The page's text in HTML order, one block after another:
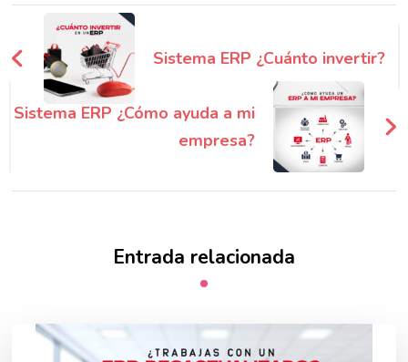
Navegación
de
entradas
Sistema ERP ¿Cuánto invertir?
Sistema ERP ¿Cómo ayuda a mi
empresa?
Entrada relacionada